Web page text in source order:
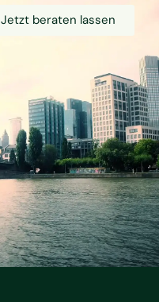
Jetzt beraten lassen